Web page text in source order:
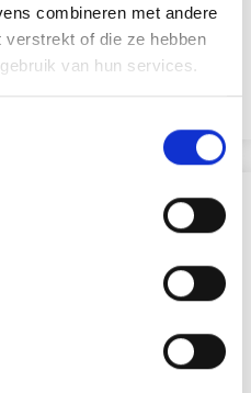
combineren met andere
verstrekt of die ze hebben
van hun services.